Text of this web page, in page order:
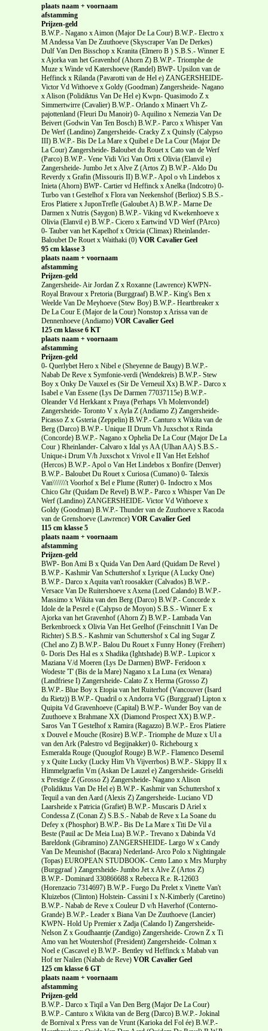
plaats naam + voornaam
afstamming
Prijzen-geld
B.W.P.- Nagano x Aimon (Major De La Cour) B.W.P.- Electro x
M Andessa Van De Zuuthoeve (Skyscraper Van De Derkes)
Dulf Van Den Bisschop x Kranita (Elmero B ) S.B.S.- Winner E
x Ajorka van het Gravenhof (Ahorn Z) B.W.P.- Triomphe de
Muze x Winde vd Katershoeve (Randel) BWP- Upsilon van de
Heffinck x Rilanda (Pavarotti van de Hel e) ZANGERSHEIDE-
Victor Vd Withoeve x Goldy (Goodman) Zangersheide- Nagano
x Alison (Polidiktus Van De Hel e) Kwpn- Quasimodo Z x
Simmertwirre (Cavalier) B.W.P.- Orlando x Minaert Vh Z-
pajottenland (Fleuri Du Manoir) 0- Aquilino x Nemezia Van De
Beivert (Godwin Van Ten Bosch) B.W.P.- Parco x Whisper Van
De Werf (Landino) Zangersheide- Cracky Z x Quinsly (Calypso
III) B.W.P.- Bis De La Mare x Quibel e De La Cour (Major De
La Cour) Zangersheide- Baloubet du Rouet x Cato van de Werf
(Parco) B.W.P.- Vene Vidi Vici Van Orti x Olivia (Elanvil e)
Zangersheide- Jumbo Jet x Alve Z (Artos Z) B.W.P.- Aldo Du
Reverdy x Grafin (Missouris II) B.W.P.- Apol o vh Lindebos x
Inieta (Ahorn) BWP- Cartier vd Heffinck x Anelka (Indcotro) 0-
Turbo van t Gestelhof x Flora van Neekenshof (Berlioz) S.B.S.-
Eros Platiere x JuponTrefle (Galoubet A) B.W.P.- Marne De
Darmen x Nutris (Saygon) B.W.P.- Viking vd Kwekenhoeve x
Olivia (Elanvil e) B.W.P.- Cicero x Eartwind VD Werf (PArco)
0- Tauber van het Kapelhof x Otricia (Climax) Rheinlander-
Baloubet De Rouet x Waithaki (0) VOR Cavalier Geel
95 cm klasse 3
plaats naam + voornaam
afstamming
Prijzen-geld
Zangersheide- Air Jordan Z x Roxanne (Lawrence) KWPN-
Royal Bravour x Pretoria (Burggraaf) B.W.P.- King's Ben x
Weelde Van De Meyhoeve (Stew Boy) B.W.P.- Heartbreaker x
De La Cour E (Major de la Cour) Nonstop x Arissa van de
Dennenhoeve (Andiamo) VOR Cavalier Geel
125 cm klasse 6 KT
plaats naam + voornaam
afstamming
Prijzen-geld
0- Querlybet Hero x Nibel e (Sheyenne de Baugy) B.W.P.-
Nabab De Reve x Symfonie-verdi (Wendekreis) B.W.P.- Stew
Boy x Onky De Vauxel es (Sir De Verneuil Xx) B.W.P.- Darco x
Isabel e Van Essene (Lys De Darmen 77037115e) B.W.P.-
Oleander Vd Herkkant x Praya (Perhaps Vh Molenvondel)
Zangersheide- Toronto V x Ayla Z (Andiamo Z) Zangersheide-
Picasso Z x Gsteria (Zeppelin) B.W.P.- Canturo x Wikita van de
Berg (Darco) B.W.P.- Unique II Drum Vh Juxschot x Rinda
(Concorde) B.W.P.- Nagano x Ophelia De La Cour (Major De La
Cour ) Rheinlander- Calvaro x Idal ys AA (Ulhan AA) S.B.S.-
Unique-i Drum V/h Juxschot x Vrivol e II Van Het Eelshof
(Hercos) B.W.P.- Apol o Van Het Lindebos x Bonfire (Denver)
B.W.P.- Baloubet Du Rouet x Curiosa (Cumano) 0- Talexis
Van\\\\\\\'t Voorhof x Bel e Plume (Rutter) 0- Indoctro x Mos
Chico Ghr (Quidam De Revel) B.W.P.- Parco x Whisper Van De
Werf (Landino) ZANGERSHEIDE- Victor Vd Withoeve x
Goldy (Goodman) B.W.P.- Thunder van de Zuuthoeve x Racoda
van de Grenshoeve (Lawrence) VOR Cavalier Geel
115 cm klasse 5
plaats naam + voornaam
afstamming
Prijzen-geld
BWP- Bon Ami B x Quida Van Den Aard (Quidam De Revel )
B.W.P.- Kashmir Van Schuttershof x Lyrique (A Lucky One)
B.W.P.- Darco x Aquita van't roosakker (Calvados) B.W.P.-
Versace Van De Ruitershoeve x Axena (Loed Calando) B.W.P.-
Massimo x Wikita van den Berg (Darco) B.W.P.- Concorde x
Idole de la Pesrel e (Calypso de Moyon) S.B.S.- Winner E x
Ajorka van het Gravenhof (Ahorn Z) B.W.P.- Lambada Van
Berkenbroeck x Olivia Van Het Geelhof (Feinschnitt I Van De
Richter) S.B.S.- Kashmir van Schuttershof x Cal ing Sugar Z
(Chel ano Z) B.W.P.- Balou Du Rouet x Funny Honey (Freiherr)
0- Doris Des Hal es x Shadika (Ightshade) B.W.P.- Lupicor x
Maziana V/d Moeren (Lys De Darmen) BWP- Feridoon x
Wodeste 'T' (Bis de la Mare) Nagano x La Luna (ex Wenara)
(Landfriese I) Zangersheide- Calato Z x Herma (Grosso Z)
B.W.P.- Blue Boy x Etopia van het Ruiterhof (Vancouver (Isard
du Rietz)) B.W.P.- Quadril o x Andorra VG (Burggraaf) Lipton x
Quipita Vd Gravenhoeve (Capital) B.W.P.- Wunder Boy van de
Zuuthoeve x Brahmane XX (Diamond Prospect XX) B.W.P.-
Saros Van T Gestelhof x Ramira (Ragazzo) B.W.P.- Eros Platiere
x Douvel e Mouche (Rosire) B.W.P.- Triomphe de Muze x Ul a
van den Ark (Palestro vd Begijnakker) 0- Richebourg x
Esmeralda Rouge (Quouglof Rouge) B.W.P.- Flamenco Desemil
y x Quite Lucky (Lucky Him Vh Vijverrbos) B.W.P.- Skippy II x
Himmelgraefin Vm (Askan De Lauzel e) Zangersheide- Griseldi
x Prestige Z (Grosso Z) Zangersheide- Nagano x Alison
(Polidiktus Van De Hel e) B.W.P.- Kashmir van Schuttershof x
Tequil a van den Aard (Alexis Z) Zangersheide- Luciano VD
Laarsheide x Patricia (Grafiet) B.W.P.- Muscaris D Ariel x
Condessa Z (Conan Z) S.B.S.- Nabab de Reve x La Soane du
Defey x (Phosphor) B.W.P.- Bis De La Mare x Titi De Vil a
Beste (Pauil ac De Meia Lua) B.W.P.- Trevano x Dabinda Vd
Bareldonk (Gibramino) ZANGERSHEIDE- Largo W x Candy
Van De Meunishof (Bacara) Nederland- Arco Polo x Nightingale
(Topas) EUROPEAN STUDBOOK- Cento Lano x Mrs Murphy
(Burggraaf ) Zangersheide- Jumbo Jet x Alve Z (Artos Z)
B.W.P.- Dominard 330866688 x Rebecca R.e. R-12603
(Horenzacio 7314697) B.W.P.- Fuego Du Prelet x Vinette Van't
Kluizebos (Clinton) Holstein- Cassini I x N-Kimberly (Caretino)
B.W.P.- Nabab de Reve x Couleur D v/h Haverhof (Conterno-
Grande) B.W.P.- Leader x Biana Van De Zuuthoeve (Lancier)
KWPN- Hold Up Premier x Zadja (Calando I) Zangersheide-
Nelson Z x Goudhaantje (Zandigo) Zangersheide- Crown Z x Ti
Amo van het Woutershof (President) Zangersheide- Colman x
Noel e (Cascavel e) B.W.P.- Bentley vd Heffinck x Mabab van
Hof ter Nailen (Nabab de Reve) VOR Cavalier Geel
125 cm klasse 6 GT
plaats naam + voornaam
afstamming
Prijzen-geld
B.W.P.- Darco x Tiqil a Van Den Berg (Major De La Cour)
B.W.P.- Canturo x Wikita van de Berg (Darco) B.W.P.- Jokinal
de Bornival x Press van de Vrunt (Karioka del Fol ée) B.W.P.-